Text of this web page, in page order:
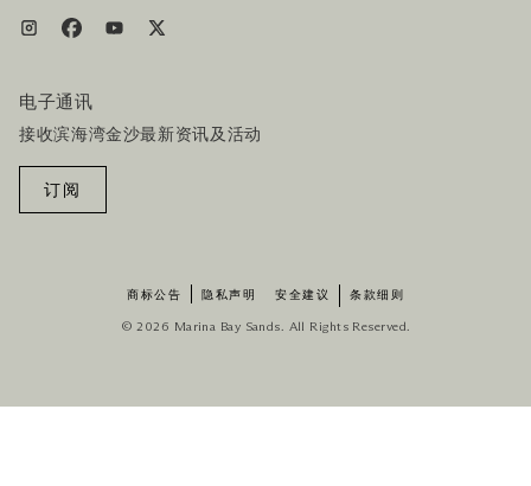
电子通讯
接收滨海湾金沙最新资讯及活动
订阅
商标公告 隐私声明 安全建议 条款细则
© 2026 Marina Bay Sands. All Rights Reserved.